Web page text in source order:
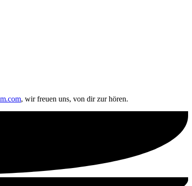
, wir freuen uns, von dir zur hören.